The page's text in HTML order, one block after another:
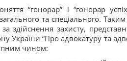
“гонорар” і “гонорар
та спеціального.
здійснення захисту,
України “Про адвокатуру та
чином: